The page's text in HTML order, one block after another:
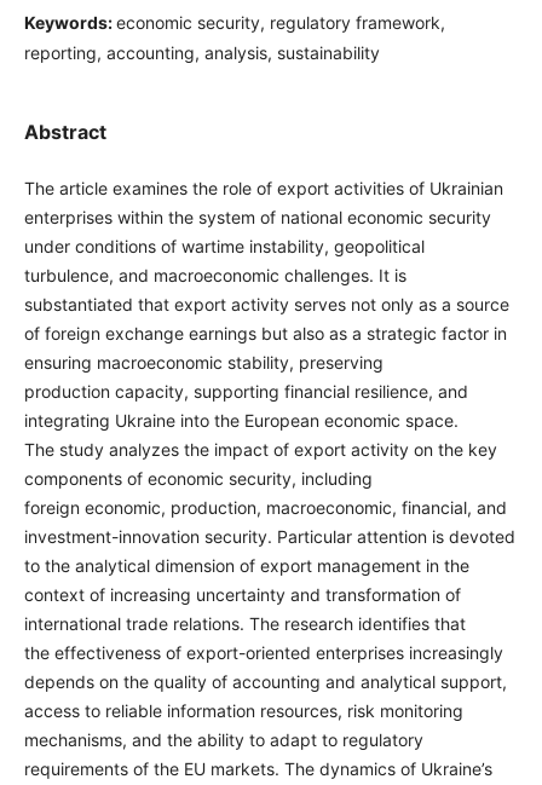
Keywords:economic security, regulatory framework,
reporting, accounting, analysis, sustainability
Abstract
The article examines the role of export activities of Ukrainian
enterprises within the system of national economic security
under conditions of wartime instability, geopolitical
turbulence, and macroeconomic challenges. It is
substantiated that export activity serves not only as a source
of foreign exchange earnings but also as a strategic factor in
ensuring macroeconomic stability, preserving
production capacity, supporting financial resilience, and
integrating Ukraine into the European economic space.
The study analyzes the impact of export activity on the key
components of economic security, including
foreign economic, production, macroeconomic, financial, and
investment-innovation security. Particular attention is devoted
to the analytical dimension of export management in the
context of increasing uncertainty and transformation of
international trade relations. The research identifies that
the effectiveness of export-oriented enterprises increasingly
depends on the quality of accounting and analytical support,
access to reliable information resources, risk monitoring
mechanisms, and the ability to adapt to regulatory
requirements of the EU markets. The dynamics of Ukraine’s